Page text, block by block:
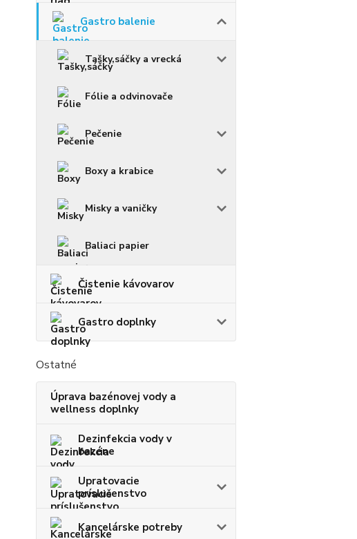
Gastro balenie
Tašky,sáčky a vrecká
Fólie a odvinovače
Pečenie
Boxy a krabice
Misky a vaničky
Baliaci papier
Čistenie kávovarov
Gastro doplnky
Ostatné
Úprava bazénovej vody a
wellness doplnky
Dezinfekcia vody v
bazéne
Upratovacie
príslušenstvo
Kancelárske potreby